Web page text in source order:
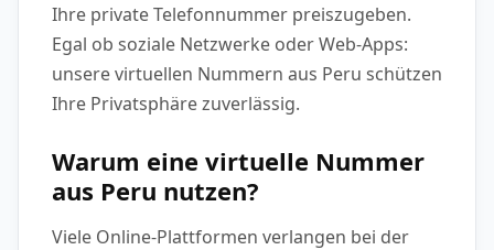
Ihre private Telefonnummer preiszugeben.
Egal ob soziale Netzwerke oder Web-Apps:
unsere virtuellen Nummern aus Peru schützen
Ihre Privatsphäre zuverlässig.
Warum eine virtuelle Nummer
aus Peru nutzen?
Viele Online-Plattformen verlangen bei der